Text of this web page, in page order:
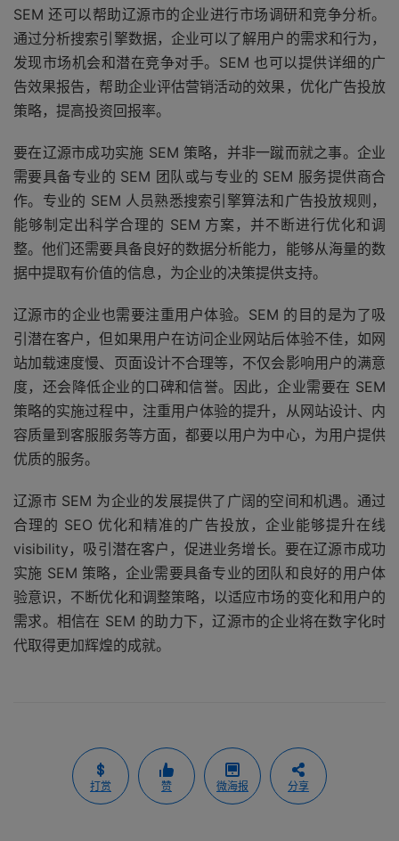
SEM 还可以帮助辽源市的企业进行市场调研和竞争分析。
通过分析搜索引擎数据，企业可以了解用户的需求和行为，
发现市场机会和潜在竞争对手。SEM 也可以提供详细的广
告效果报告，帮助企业评估营销活动的效果，优化广告投放
策略，提高投资回报率。
要在辽源市成功实施 SEM 策略，并非一蹴而就之事。企业
需要具备专业的 SEM 团队或与专业的 SEM 服务提供商合
作。专业的 SEM 人员熟悉搜索引擎算法和广告投放规则，
能够制定出科学合理的 SEM 方案，并不断进行优化和调
整。他们还需要具备良好的数据分析能力，能够从海量的数
据中提取有价值的信息，为企业的决策提供支持。
辽源市的企业也需要注重用户体验。SEM 的目的是为了吸
引潜在客户，但如果用户在访问企业网站后体验不佳，如网
站加载速度慢、页面设计不合理等，不仅会影响用户的满意
度，还会降低企业的口碑和信誉。因此，企业需要在 SEM
策略的实施过程中，注重用户体验的提升，从网站设计、内
容质量到客服服务等方面，都要以用户为中心，为用户提供
优质的服务。
辽源市 SEM 为企业的发展提供了广阔的空间和机遇。通过
合理的 SEO 优化和精准的广告投放，企业能够提升在线
visibility，吸引潜在客户，促进业务增长。要在辽源市成功
实施 SEM 策略，企业需要具备专业的团队和良好的用户体
验意识，不断优化和调整策略，以适应市场的变化和用户的
需求。相信在 SEM 的助力下，辽源市的企业将在数字化时
代取得更加辉煌的成就。
打赏 赞 微海报 分享